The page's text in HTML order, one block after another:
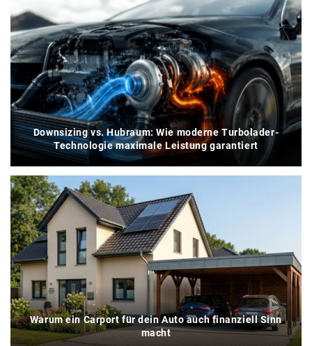
Downsizing vs. Hubraum: Wie moderne Turbolader-
Technologie maximale Leistung garantiert
Warum ein Carport für dein Auto auch finanziell Sinn
macht